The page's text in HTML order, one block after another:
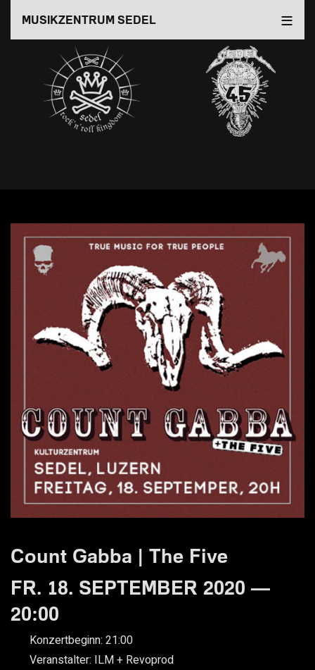
Inhalt
MUSIKZENTRUM SEDEL
Count Gabba | The Five
FR. 18. SEPTEMBER 2020 —
20:00
Konzertbeginn: 21:00
Veranstalter: ILM + Revoprod